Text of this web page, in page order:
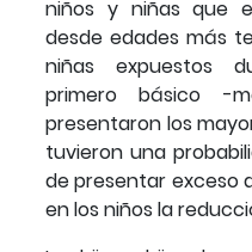
niños y niñas que
desde edades más
niñas expuestos
primero básico -
presentaron los
tuvieron una
de presentar exceso
en los niños la